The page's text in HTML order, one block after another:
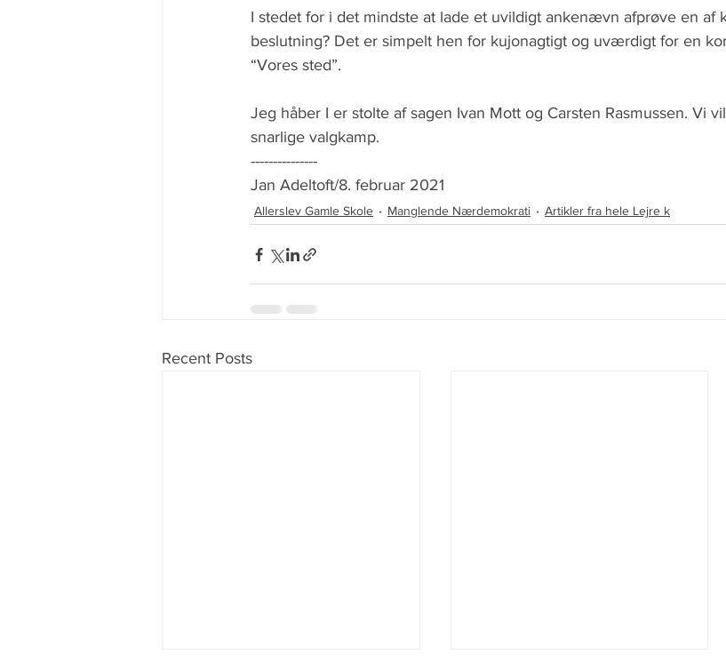
I stedet for i det mindste at lade et uvildigt ankenævn afprøve en af
beslutning? Det er simpelt hen for kujonagtigt og uværdigt for en
“Vores sted”.
Jeg håber I er stolte af sagen Ivan Mott og Carsten Rasmussen. Vi
snarlige valgkamp.
---------------
Jan Adeltoft/8. februar 2021
Allerslev Gamle Skole Manglende Nærdemokrati Artikler fra hele Lejre k
Recent Posts